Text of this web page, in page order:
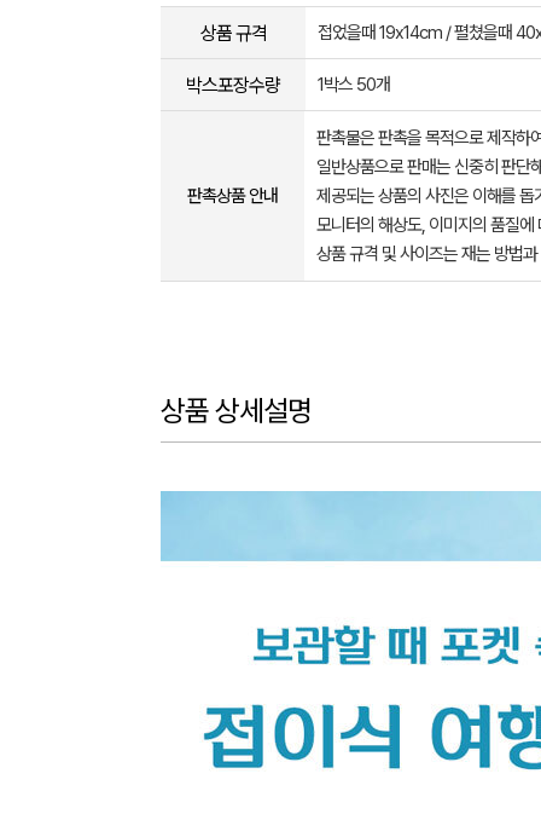
상품 규격 접었을때 19x14cm / 펼쳤을때
박스포장수량 1박스 50개
판촉상품 안내
판촉물은 판촉을 목적으로 제작하
일반상품으로 판매는 신중히 판단
제공되는 상품의 사진은 이해를
모니터의 해상도, 이미지의 품질
상품 규격 및 사이즈는 재는 방법
상품 상세설명